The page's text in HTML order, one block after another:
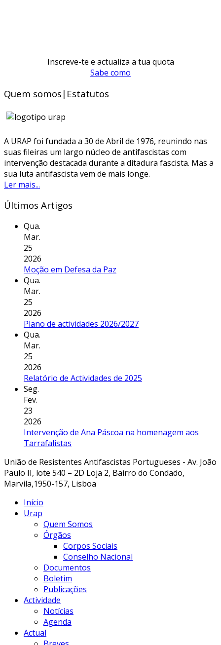
Inscreve-te e actualiza a tua quota
Sabe como
Quem somos|Estatutos
A URAP foi fundada a 30 de Abril de 1976, reunindo nas
suas fileiras um largo núcleo de antifascistas com
intervenção destacada durante a ditadura fascista. Mas a
sua luta antifascista vem de mais longe.
Ler mais...
Últimos Artigos
Qua.
Mar.
25
2026
Moção em Defesa da Paz
Qua.
Mar.
25
2026
Plano de actividades 2026/2027
Qua.
Mar.
25
2026
Relatório de Actividades de 2025
Seg.
Fev.
23
2026
Intervenção de Ana Páscoa na homenagem aos
Tarrafalistas
União de Resistentes Antifascistas Portugueses - Av. João
Paulo II, lote 540 – 2D Loja 2, Bairro do Condado,
Marvila,1950-157, Lisboa
Início
Urap
Quem Somos
Órgãos
Corpos Sociais
Conselho Nacional
Documentos
Boletim
Publicações
Actividade
Notícias
Agenda
Actual